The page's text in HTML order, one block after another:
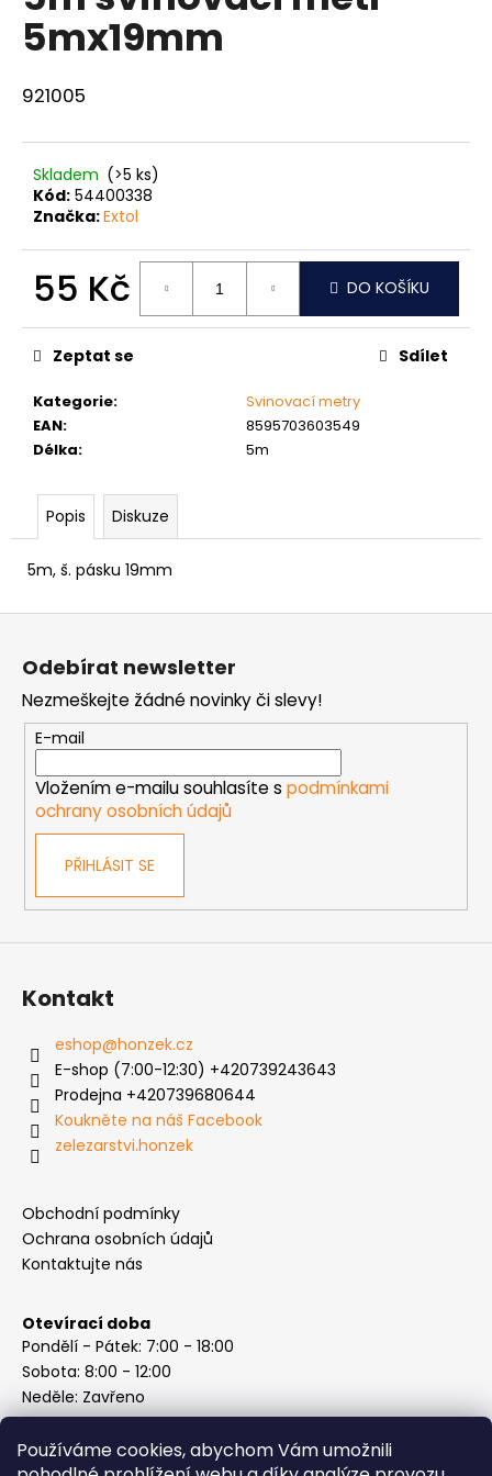
Používáme cookies, abychom Vám umožnili
0,0
z
hvězdiček.
5mx19mm
921005
Skladem (>5 ks)
Kód: 54400338
Značka:Extol
55 Kč
cena:
DO KOŠÍKU
Kategorie:
Svinovací metry
EAN:
8595703603549
Délka: 5m
Zeptat se Sdílet
Popis Diskuze
5m, š. pásku 19mm
a
j
í
t
?
HLEDAT
D
p
o
j
e
e
MATICE
ŠESTIHRANNÁ
PŘESNÁ
NEREZ
Kč
Z
Odebírat newsletter
Nezmeškejte žádné novinky či slevy!
E-mail
Vložením e-mailu souhlasíte s podmínkami
ochrany osobních údajů
PŘIHLÁSIT SE
Kontakt
eshop@honzek.cz
E-shop (7:00-12:30) +420739243643
Prodejna +420739680644
Koukněte na náš Facebook
zelezarstvi.honzek
Obchodní podmínky
Ochrana osobních údajů
Kontaktujte nás
Otevírací doba
Pondělí - Pátek: 7:00 - 18:00
Sobota: 8:00 - 12:00
Neděle: Zavřeno